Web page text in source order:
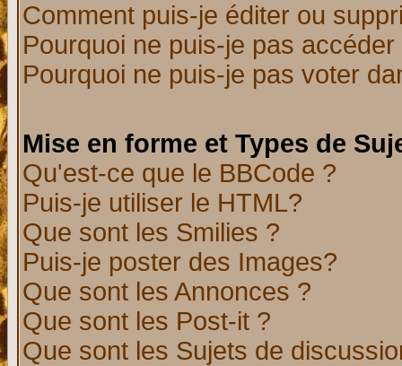
Comment puis-je éditer ou
Pourquoi ne puis-je pas
Pourquoi ne puis-je pas voter
Mise en forme et Types de
Qu'est-ce que le BBCode ?
Puis-je utiliser le HTML?
Que sont les Smilies ?
Puis-je poster des Images?
Que sont les Annonces ?
Que sont les Post-it ?
Que sont les Sujets de